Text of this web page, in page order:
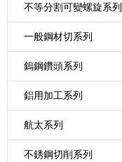
不等分割可變螺旋系列
一般鋼材切系列
鎢鋼鑽頭系列
鋁用加工系列
航太系列
不銹鋼切削系列